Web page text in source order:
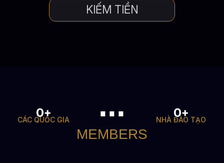
KIẾM TIỀN
0+
CÁC QUỐC GIA ...
MEMBERS
0+
NHÀ ĐÀO TẠO